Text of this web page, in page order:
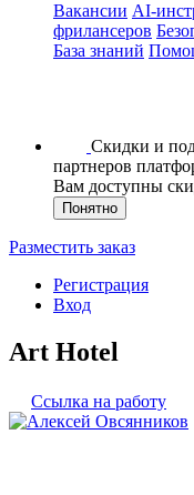
Вакансии AI-
фрилансеров
База знаний
Скидки и
партнеров
Вам доступны
Понятно
Разместить заказ
Регистрация
Вход
Art Hotel
Ссылка на работу